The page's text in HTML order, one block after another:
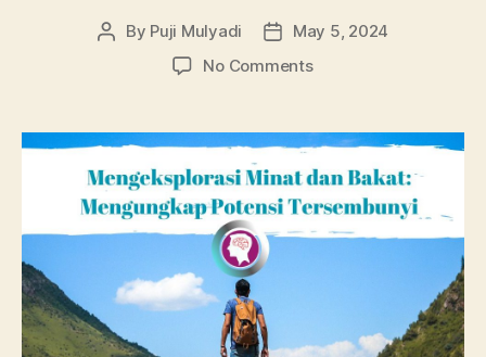
Post
By Puji Mulyadi
PostMay 5, 2024
No Commentson
dan
Mengungkap
Potensi
Tersembunyi